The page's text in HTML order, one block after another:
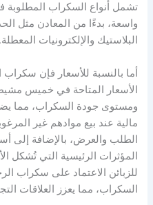
تشمل أنواع السكراب
واسعة، بدءًا من المعادن مثل
البلاستيك والإلكترونيات المعطلة.
أما بالنسبة للأسعار فإن
الأسعار المتاحة في خميس
ومستوى جودة السكراب، مما
مالية عند بيع موادهم غير
الطلب والعرض، بالإضافة إلى
المؤثرات الرئيسية التي تُشكل
للزبائن الاعتماد على سكراب
السكراب، مما يعزز العلاقات